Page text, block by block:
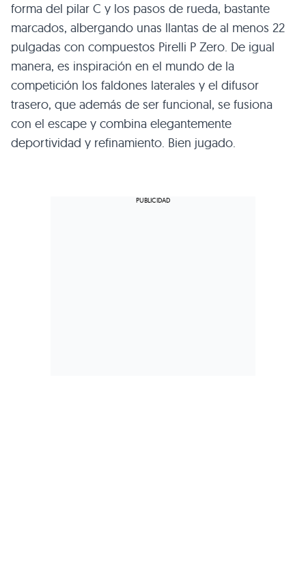
forma del pilar C y los pasos de rueda, bastante
marcados, albergando unas llantas de al menos 22
pulgadas con compuestos Pirelli P Zero. De igual
manera, es inspiración en el mundo de la
competición los faldones laterales y el difusor
trasero, que además de ser funcional, se fusiona
con el escape y combina elegantemente
deportividad y refinamiento. Bien jugado.